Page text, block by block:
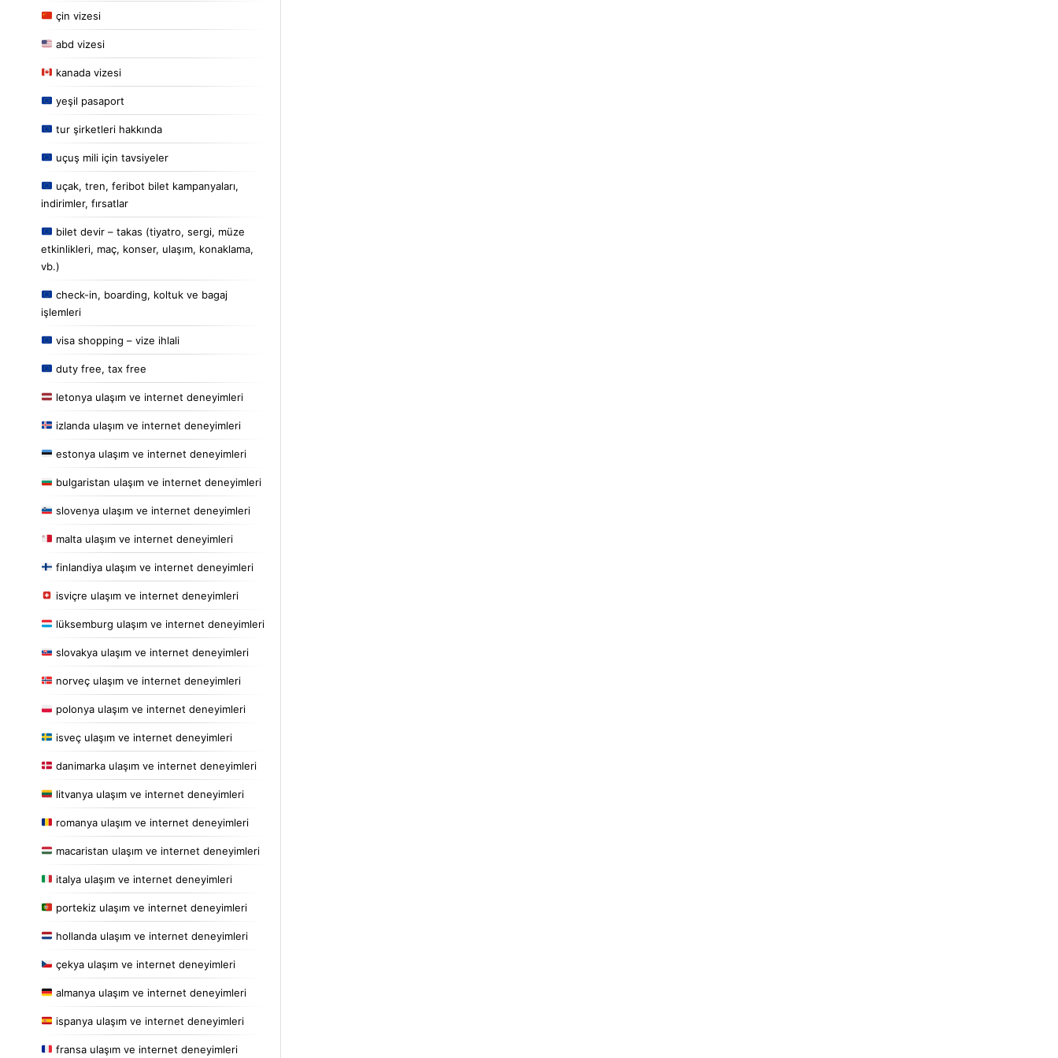
çin vizesi
abd vizesi
kanada vizesi
yeşil pasaport
tur şirketleri hakkında
uçuş mili için tavsiyeler
uçak, tren, feribot bilet kampanyaları,
indirimler, fırsatlar
bilet devir – takas (tiyatro, sergi, müze
etkinlikleri, maç, konser, ulaşım, konaklama,
vb.)
check-in, boarding, koltuk ve bagaj
işlemleri
visa shopping – vize ihlali
duty free, tax free
letonya ulaşım ve internet deneyimleri
izlanda ulaşım ve internet deneyimleri
estonya ulaşım ve internet deneyimleri
bulgaristan ulaşım ve internet deneyimleri
slovenya ulaşım ve internet deneyimleri
malta ulaşım ve internet deneyimleri
finlandiya ulaşım ve internet deneyimleri
isviçre ulaşım ve internet deneyimleri
lüksemburg ulaşım ve internet deneyimleri
slovakya ulaşım ve internet deneyimleri
norveç ulaşım ve internet deneyimleri
polonya ulaşım ve internet deneyimleri
isveç ulaşım ve internet deneyimleri
danimarka ulaşım ve internet deneyimleri
litvanya ulaşım ve internet deneyimleri
romanya ulaşım ve internet deneyimleri
macaristan ulaşım ve internet deneyimleri
italya ulaşım ve internet deneyimleri
portekiz ulaşım ve internet deneyimleri
hollanda ulaşım ve internet deneyimleri
çekya ulaşım ve internet deneyimleri
almanya ulaşım ve internet deneyimleri
ispanya ulaşım ve internet deneyimleri
fransa ulaşım ve internet deneyimleri